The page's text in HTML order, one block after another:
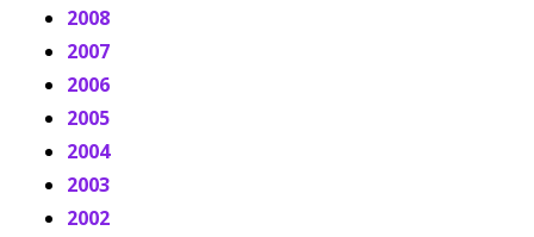
2008
2007
2006
2005
2004
2003
2002